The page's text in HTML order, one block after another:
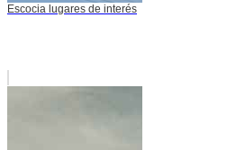
Escocia lugares de interés